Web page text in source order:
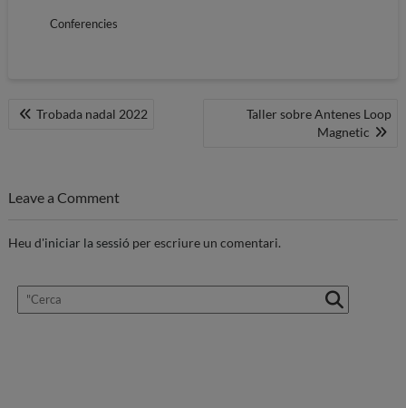
Conferencies
Navegació
Trobada nadal 2022
Taller sobre Antenes Loop
Magnetic
Leave a Comment
Heu d'iniciar la sessióper escriure un comentari.